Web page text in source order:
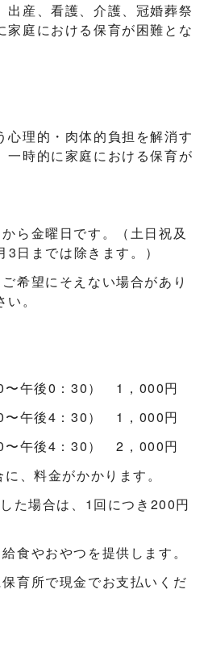
産、看護、介護、冠婚葬祭
家庭における保育が困難とな
理的・肉体的負担を解消す
一時的に家庭における保育が
ら金曜日です。（土日祝及
日までは除きます。）
希望にそえない場合があり
。
〜午後0：30） 1，000円
〜午後4：30） 1，000円
〜午後4：30） 2，000円
、料金がかかります。
た場合は、1回につき200円
食やおやつを提供します。
育所で現金でお支払いくだ